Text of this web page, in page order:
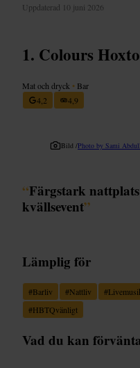
Uppdaterad 10 juni 2026
Colours
Mat och dryck • Bar
4,2
4,9
Bild /Photo by Sami
“Färgstark
kvällsevent”
Lämplig för
#Barliv #Nattliv #
#HBTQvänligt
Vad du kan